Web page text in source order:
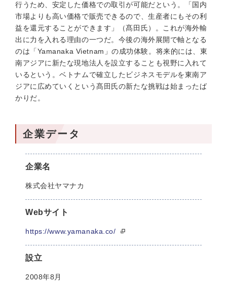
行うため、安定した価格での取引が可能だという。「国内
市場よりも高い価格で販売できるので、生産者にもその利
益を還元することができます」（髙田氏）。これが海外輸
出に力を入れる理由の一つだ。今後の海外展開で軸となる
のは「Yamanaka Vietnam」の成功体験。将来的には、東
南アジアに新たな現地法人を設立することも視野に入れて
いるという。ベトナムで確立したビジネスモデルを東南ア
ジアに広めていくという髙田氏の新たな挑戦は始まったば
かりだ。
企業データ
企業名
株式会社ヤマナカ
Webサイト
https://www.yamanaka.co/
設立
2008年8月